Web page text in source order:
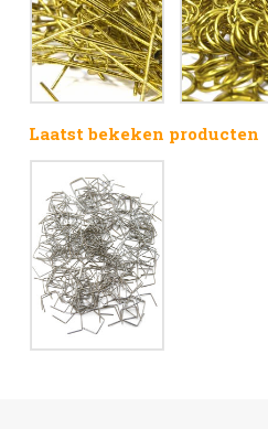
Laatst bekeken producten